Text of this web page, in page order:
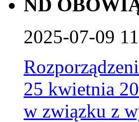
ND
2025-07-09
25 kwietnia
w związku z